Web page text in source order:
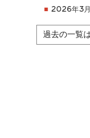
2026年3月